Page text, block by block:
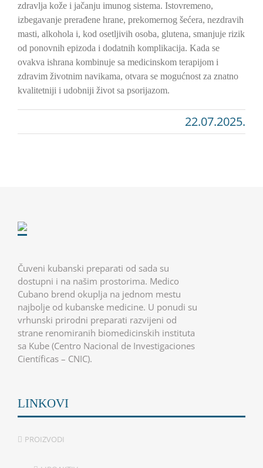
zdravlja kože i jačanju imunog sistema. Istovremeno,
izbegavanje prerađene hrane, prekomernog šećera, nezdravih
masti, alkohola i, kod osetljivih osoba, glutena, smanjuje rizik
od ponovnih epizoda i dodatnih komplikacija. Kada se
ovakva ishrana kombinuje sa medicinskom terapijom i
zdravim životnim navikama, otvara se mogućnost za znatno
kvalitetniji i udobniji život sa psorijazom.
22.07.2025.
Čuveni kubanski preparati od sada su
dostupni i na našim prostorima. Medico
Cubano brend okuplja na jednom mestu
najbolje od kubanske medicine. U ponudi su
vrhunski prirodni preparati razvijeni od
strane renomiranih biomedicinskih instituta
sa Kube (Centro Nacional de Investigaciones
Científicas – CNIC).
LINKOVI
PROIZVODI